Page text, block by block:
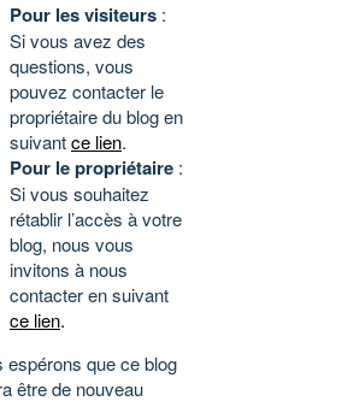
Pour les visiteurs :
Si vous avez des
questions, vous
pouvez contacter le
propriétaire du blog en
suivantce lien.
Pour le propriétaire :
Si vous souhaitez
rétablir l’accès à votre
blog, nous vous
invitons à nous
contacter en suivant
ce lien.
espérons que ce blog
être de nouveau